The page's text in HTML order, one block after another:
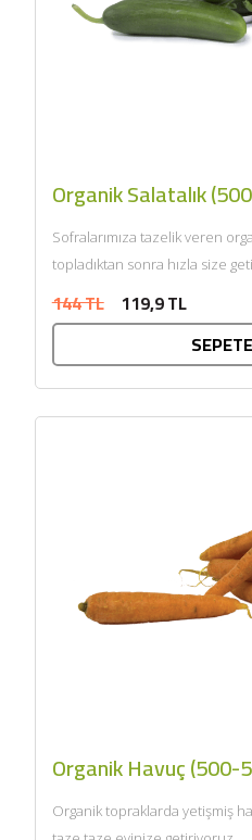
Organik Salatalık
Sofralarımıza tazelik veren
topladıktan sonra hızla size
144 TL 119,9 TL
Organik Havuç (500-
Organik topraklarda yetişmiş